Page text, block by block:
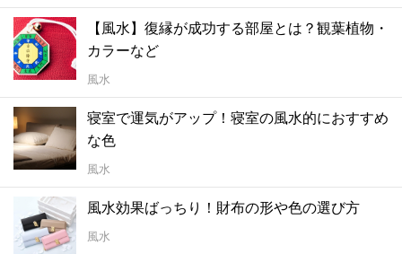
【風水】復縁が成功する部屋とは？観葉植物・
カラーなど
風水
寝室で運気がアップ！寝室の風水的におすすめ
な色
風水
風水効果ばっちり！財布の形や色の選び方
風水